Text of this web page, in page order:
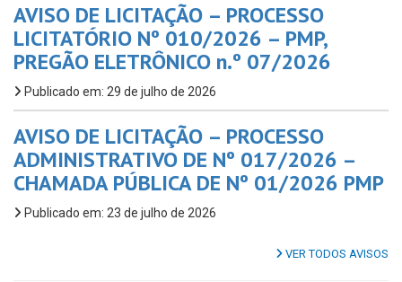
AVISO DE LICITAÇÃO – PROCESSO
LICITATÓRIO Nº 010/2026 – PMP,
PREGÃO ELETRÔNICO n.º 07/2026
Publicado em: 29 de julho de 2026
AVISO DE LICITAÇÃO – PROCESSO
ADMINISTRATIVO DE Nº 017/2026 –
CHAMADA PÚBLICA DE Nº 01/2026 PMP
Publicado em: 23 de julho de 2026
VER TODOS AVISOS